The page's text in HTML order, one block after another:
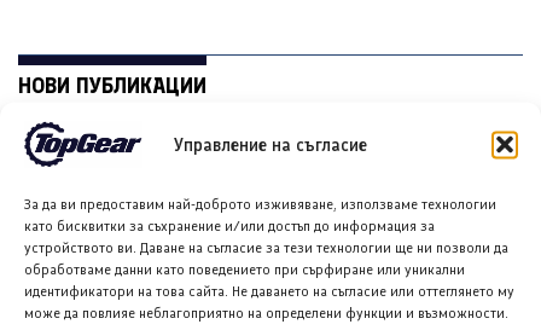
Управление на съгласие
За да ви предоставим най-доброто изживяване, използваме технологии
като бисквитки за съхранение и/или достъп до информация за
устройството ви. Даване на съгласие за тези технологии ще ни позволи да
обработваме данни като поведението при сърфиране или уникални
идентификатори на това сайта. Не даването на съгласие или оттеглянето му
може да повлияе неблагоприятно на определени функции и възможности.
НОВИ ПУБЛИКАЦИИ